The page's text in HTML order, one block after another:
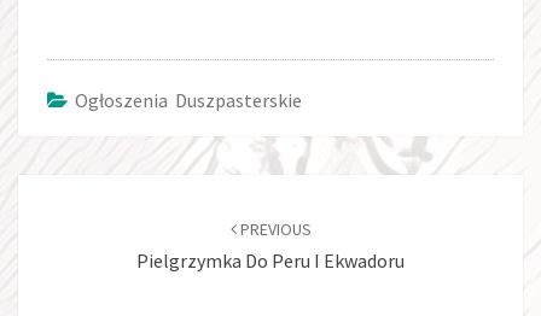
Ogłoszenia Duszpasterskie
PREVIOUS
Pielgrzymka Do Peru I Ekwadoru